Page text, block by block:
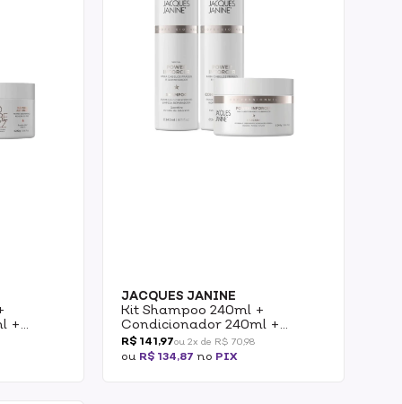
+
JACQUES JANINE
Kit Shampoo 240ml +
Condicionador 240ml +
Mascara 240g Jacques Janine
Power Inforcer
R$ 141,97ou 2x de R$ 70,98
ou R$ 134,87 no PIX